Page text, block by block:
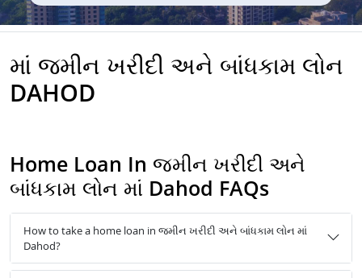
માં જમીન ખરીદી અને બાંધકામ લોન
DAHOD
Home Loan In જમીન ખરીદી અને
બાંધકામ લોન માં Dahod FAQs
How to take a home loan in જમીન ખરીદી અને બાંધકામ લોન માં
Dahod?